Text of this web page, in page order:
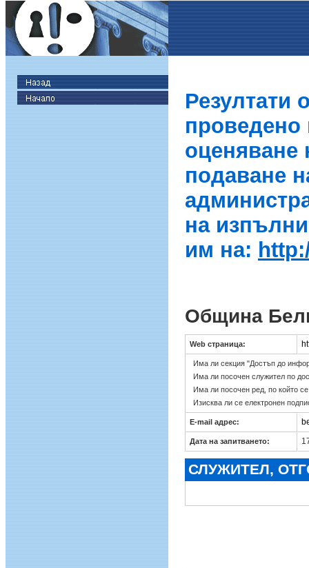
Резултати
проведено
оценяване
подаване
на
им на:
Община
Web страница:
Има ли секция "Достъп до
Има ли посочен служител по
Има ли посочен ред, по който
Изисква ли се електронен
E-mail адрес:
Дата на запитването:
СЛУЖИТЕЛ,